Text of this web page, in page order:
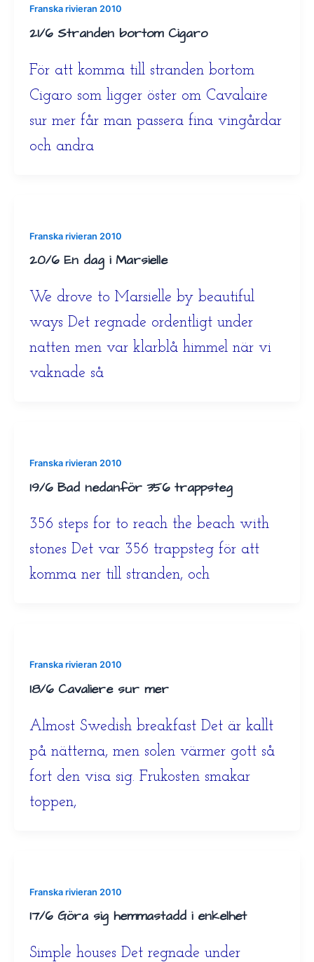
Franska rivieran 2010
21/6 Stranden bortom Cigaro
För att komma till stranden bortom
Cigaro som ligger öster om Cavalaire
sur mer får man passera fina vingårdar
och andra
Franska rivieran 2010
20/6 En dag i Marsielle
We drove to Marsielle by beautiful
ways Det regnade ordentligt under
natten men var klarblå himmel när vi
vaknade så
Franska rivieran 2010
19/6 Bad nedanför 356 trappsteg
356 steps for to reach the beach with
stones Det var 356 trappsteg för att
komma ner till stranden, och
Franska rivieran 2010
18/6 Cavaliere sur mer
Almost Swedish breakfast Det är kallt
på nätterna, men solen värmer gott så
fort den visa sig. Frukosten smakar
toppen,
Franska rivieran 2010
17/6 Göra sig hemmastadd i enkelhet
Simple houses Det regnade under